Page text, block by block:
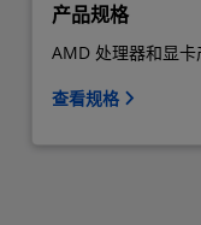
产品规格
AMD 处理器和显卡
查看规格